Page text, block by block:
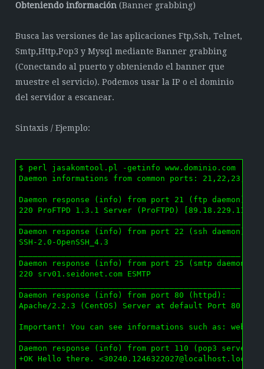
Obteniendo información (Banner grabbing)
Busca las versiones de las aplicaciones Ftp,Ssh, Telnet,
Smtp,Http,Pop3 y Mysql mediante Banner grabbing
(Conectando al puerto y obteniendo el banner que
muestre el servicio). Podemos usar la IP o el dominio
del servidor a escanear.
Sintaxis / Ejemplo:
$ perl jasakomtool.pl -getinfo www.dominio.com
Daemon informations from common ports:
Daemon response (info) from port 21 (ftp daemon):
220 ProFTPD 1.3.1 Server (ProFTPD) [89.18.229.113]
Daemon response (info) from port 22 (ssh daemon):
SSH-2.0-OpenSSH_4.3
Daemon response (info) from port 25 (smtp daemon):
220 srv01.seidonet.com ESMTP
Daemon response (info) from port 80 (httpd):
Apache/2.2.3 (CentOS) Server at default Port 80
Important! You can see informations such as: web
Daemon response (info) from port 110 (pop3 server):
+OK Hello there. <